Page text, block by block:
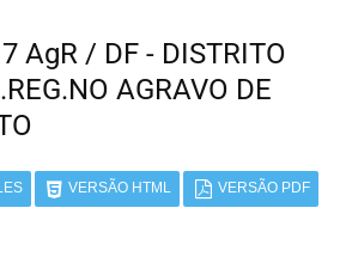
AgR / DF - DISTRITO
AGRAVO DE
VERSÃO HTML VERSÃO PDF